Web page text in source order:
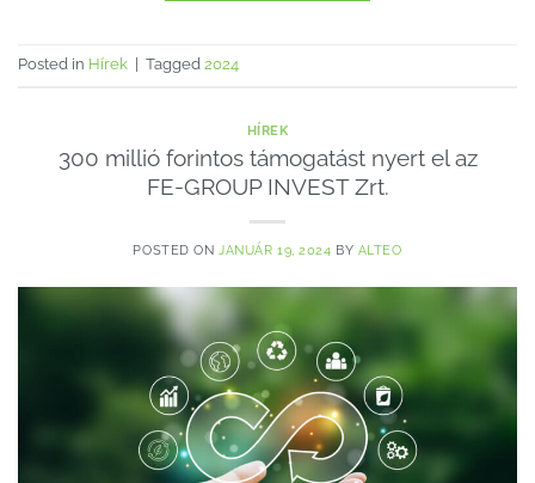
Posted in Hírek Tagged 2024
HÍREK
300 millió forintos támogatást nyert el az
FE-GROUP INVEST Zrt.
POSTED ONJANUÁR 19, 2024 BY ALTEO